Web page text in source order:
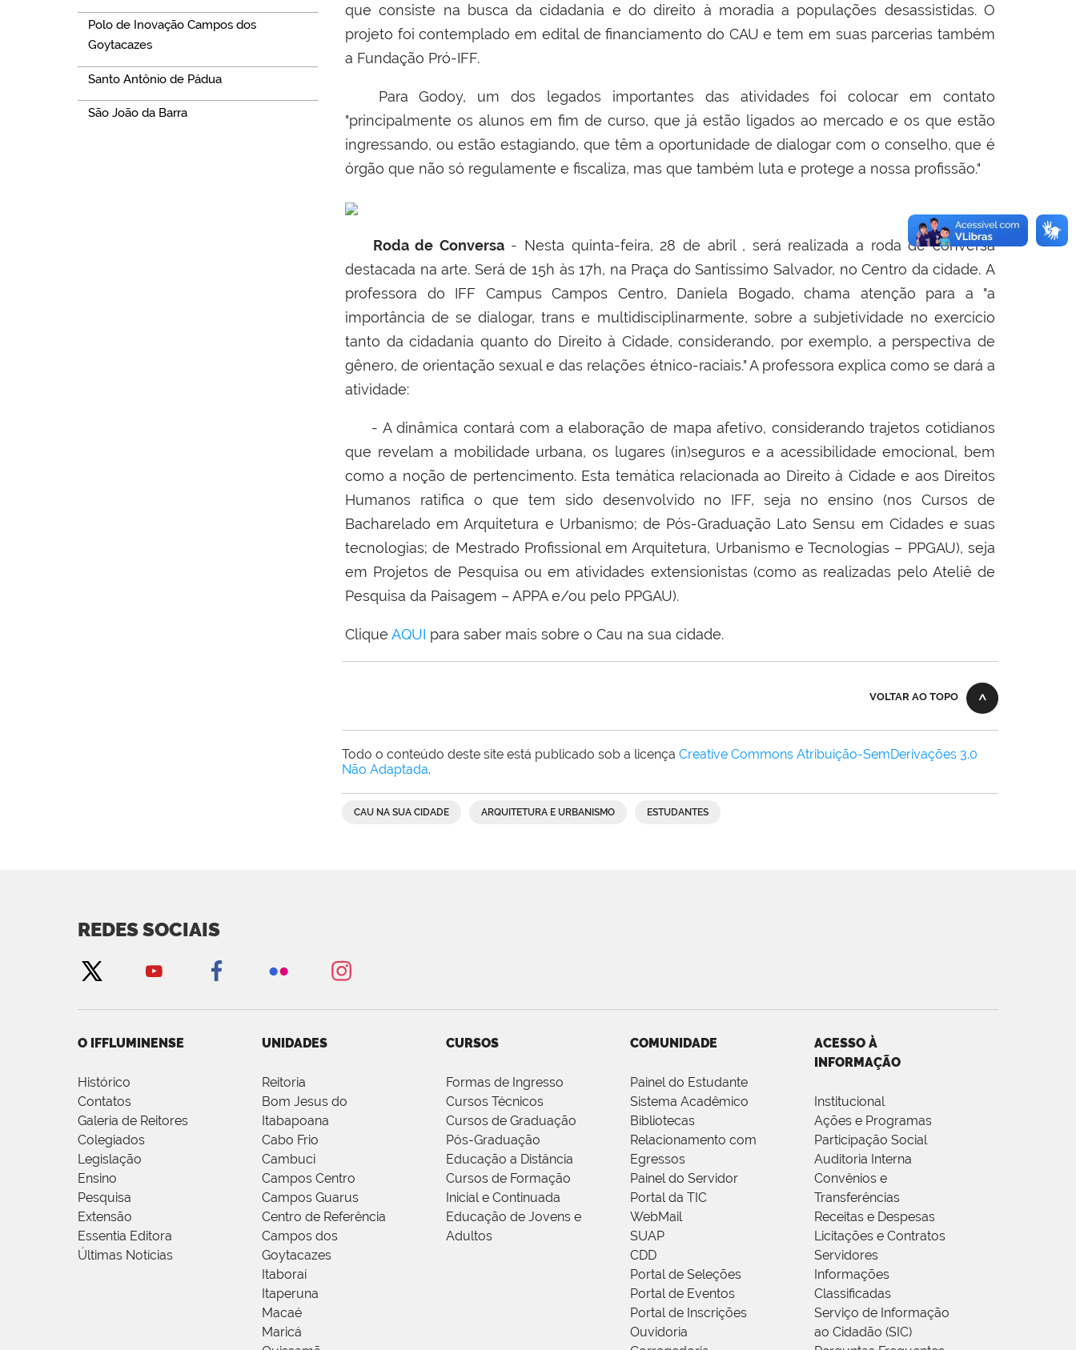
Polo de Inovação Campos dos
Goytacazes
Santo Antônio de Pádua
São João da Barra
que consiste na busca da cidadania e do direito à moradia a populações desassistidas. O
projeto foi contemplado em edital de financiamento do CAU e tem em suas parcerias também
a Fundação Pró-IFF.
Para Godoy, um dos legados importantes das atividades foicolocar em contato
"principalmente os alunos em fim de curso, que já estão ligados ao mercado e os que estão
ingressando, ou estão estagiando, que têm a oportunidade de dialogar com o conselho, que é
órgão que não só regulamente e fiscaliza, mas que também luta e protege a nossa profissão."
Roda de Conversa- Nesta quinta-feira, 28 de abril , será realizada a roda de conversa
destacada na arte. Será de 15h às 17h, na Praça do Santíssimo Salvador, no Centro da cidade. A
professora do IFF Campus Campos Centro, Daniela Bogado, chama atenção para a "a
importância de se dialogar, trans e multidisciplinarmente, sobre a subjetividade no exercício
tanto da cidadania quanto do Direito à Cidade, considerando, por exemplo, a perspectiva de
gênero, de orientação sexual e das relações étnico-raciais." A professora explica como se dará a
atividade:
- A dinâmica contará com a elaboração de mapa afetivo, considerando trajetos cotidianos
que revelam a mobilidade urbana, os lugares (in)seguros e a acessibilidade emocional, bem
como a noção de pertencimento. Esta temática relacionada ao Direito à Cidade e aos Direitos
Humanos ratifica o que tem sido desenvolvido no IFF, seja no ensino (nos Cursos de
Bacharelado em Arquitetura e Urbanismo; de Pós-Graduação Lato Sensu em Cidades e suas
tecnologias; de Mestrado Profissional em Arquitetura, Urbanismo e Tecnologias – PPGAU), seja
em Projetos de Pesquisa ou em atividades extensionistas (como as realizadas pelo Ateliê de
Pesquisa da Paisagem – APPA e/ou pelo PPGAU).
Clique AQUI para saber mais sobre o Cau na sua cidade.
VOLTAR AO TOPO
Todo o conteúdo deste site está publicado sob a licença Creative Commons Atribuição-SemDerivações 3.0
Não Adaptada.
CAU NA SUA CIDADE ARQUITETURA E URBANISMO ESTUDANTES
REDES SOCIAIS
O IFFLUMINENSE
Histórico
Contatos
Galeria de Reitores
Colegiados
Legislação
Ensino
Pesquisa
Extensão
Essentia Editora
Últimas Notícias
UNIDADES
Reitoria
Bom Jesus do
Itabapoana
Cabo Frio
Cambuci
Campos Centro
Campos Guarus
Centro de Referência
Campos dos
Goytacazes
Itaboraí
Itaperuna
Macaé
Maricá
CURSOS
Formas de Ingresso
Cursos Técnicos
Cursos de Graduação
Pós-Graduação
Educação a Distância
Cursos de Formação
Inicial e Continuada
Educação de Jovens e
Adultos
COMUNIDADE
Painel do Estudante
Sistema Acadêmico
Bibliotecas
Relacionamento com
Egressos
Painel do Servidor
Portal da TIC
WebMail
SUAP
CDD
Portal de Seleções
Portal de Eventos
Portal de Inscrições
Ouvidoria
ACESSO À
INFORMAÇÃO
Institucional
Ações e Programas
Participação Social
Auditoria Interna
Convênios e
Transferências
Receitas e Despesas
Licitações e Contratos
Servidores
Informações
Classificadas
Serviço de Informação
ao Cidadão (SIC)